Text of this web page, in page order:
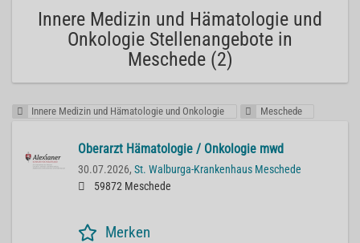
Innere Medizin und Hämatologie und
Onkologie Stellenangebote in
Meschede (2)
Innere Medizin und Hämatologie und Onkologie Meschede
Oberarzt Hämatologie / Onkologie mwd
30.07.2026, St. Walburga-Krankenhaus Meschede
59872 Meschede
Merken